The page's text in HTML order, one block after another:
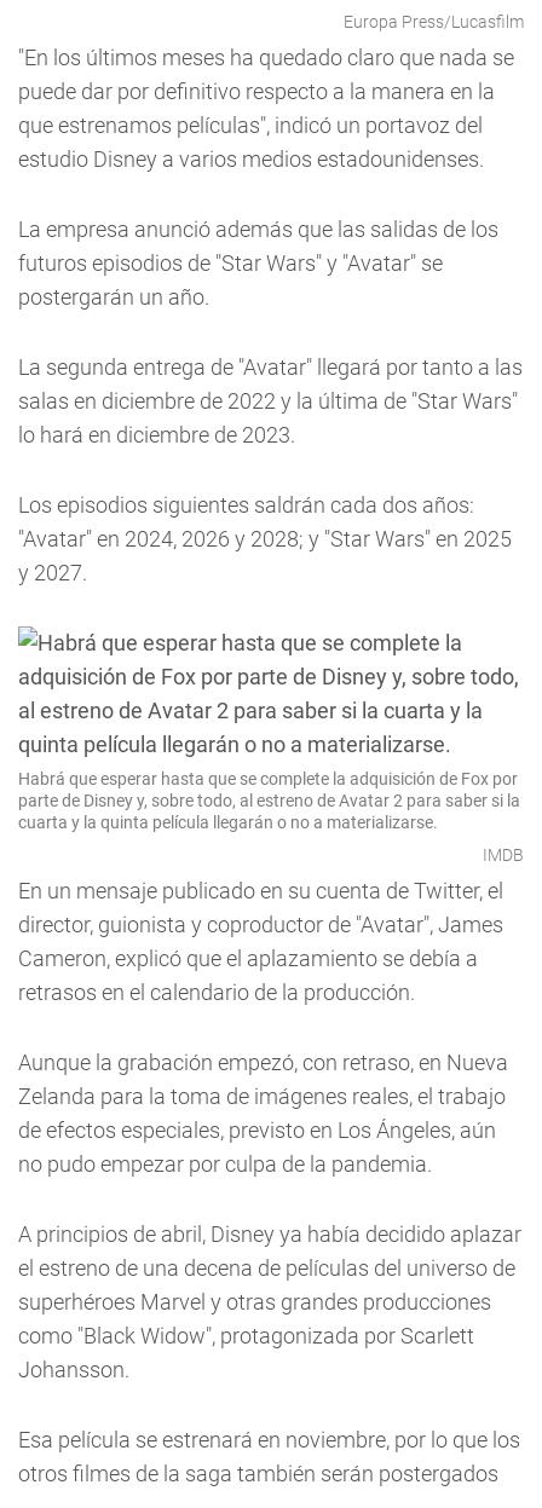
Europa Press/Lucasfilm
"En los últimos meses ha quedado claro que nada se
puede dar por definitivo respecto a la manera en la
que estrenamos películas", indicó un portavoz del
estudio Disney a varios medios estadounidenses.
La empresa anunció además que las salidas de los
futuros episodios de "Star Wars" y "Avatar" se
postergarán un año.
La segunda entrega de "Avatar" llegará por tanto a las
salas en diciembre de 2022 y la última de "Star Wars"
lo hará en diciembre de 2023.
Los episodios siguientes saldrán cada dos años:
"Avatar" en 2024, 2026 y 2028; y "Star Wars" en 2025
y 2027.
Habrá que esperar hasta que se complete la adquisición de Fox por
parte de Disney y, sobre todo, al estreno de Avatar 2 para saber si la
cuarta y la quinta película llegarán o no a materializarse.
IMDB
En un mensaje publicado en su cuenta de Twitter, el
director, guionista y coproductor de "Avatar", James
Cameron, explicó que el aplazamiento se debía a
retrasos en el calendario de la producción.
Aunque la grabación empezó, con retraso, en Nueva
Zelanda para la toma de imágenes reales, el trabajo
de efectos especiales, previsto en Los Ángeles, aún
no pudo empezar por culpa de la pandemia.
A principios de abril, Disney ya había decidido aplazar
el estreno de una decena de películas del universo de
superhéroes Marvel y otras grandes producciones
como "Black Widow", protagonizada por Scarlett
Johansson.
Esa película se estrenará en noviembre, por lo que los
otros filmes de la saga también serán postergados